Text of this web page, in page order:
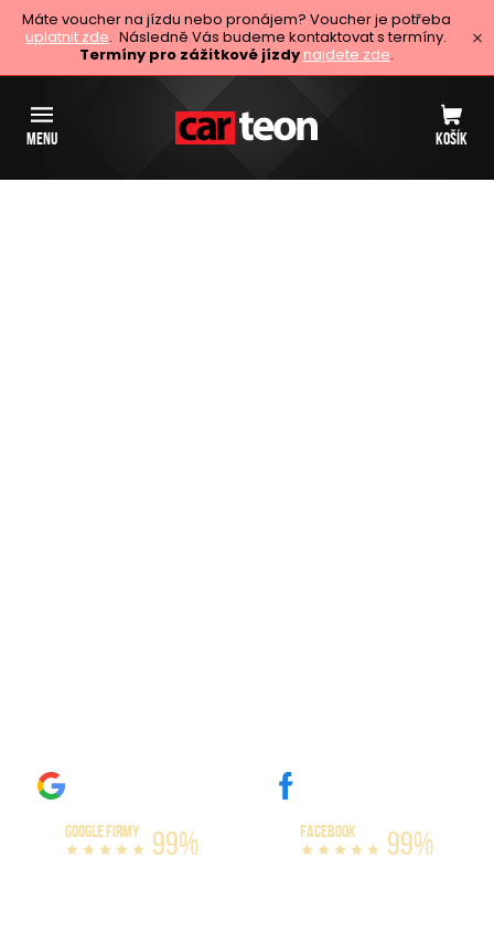
Máte voucher na jízdu nebo pronájem? Voucher je potřeba
uplatnit zde. Následně Vás budeme kontaktovat s termíny.
Termíny pro zážitkové jízdy najdete zde.
MENU KOŠÍK
GOOGLE FIRMY 99% FACEBOOK 99%